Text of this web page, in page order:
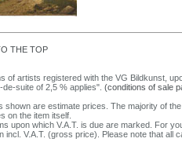
THE TOP
of artists registered with the VG Bildkunst,
de-suite of 2,5 % applies". (conditions of sale
shown are estimate prices. The majority of
on the item itself.
upon which V.A.T. is due are marked. For
incl. V.A.T. (gross price). Please note that all